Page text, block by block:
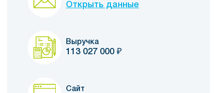
Открыть данные
Выручка
113 027 000 ₽
Сайт